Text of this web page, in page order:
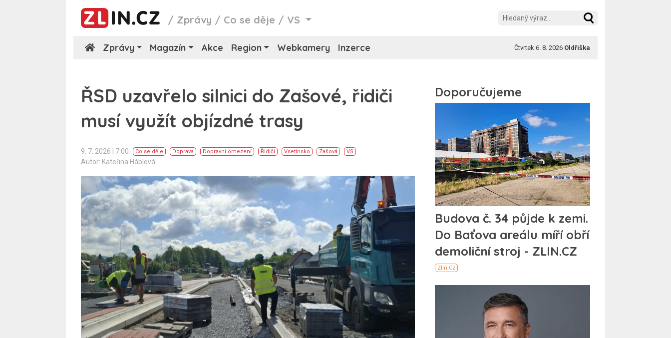
/ Zprávy / Co se děje / VS
Zprávy Magazín Akce Region Webkamery Inzerce Čtvrtek 6. 8. 2026 Oldřiška
ŘSD uzavřelo silnici do Zašové, řidiči
musí využít objízdné trasy
9. 7. 2026 | 7:00 Co se děje Doprava Dopravní omezení Řidiči Vsetínsko Zašová VS
Autor: Kateřina Háblová